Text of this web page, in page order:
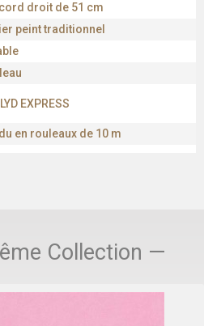
droit de 51 cm
peint traditionnel
EXPRESS
en rouleaux de 10 m
Collection —